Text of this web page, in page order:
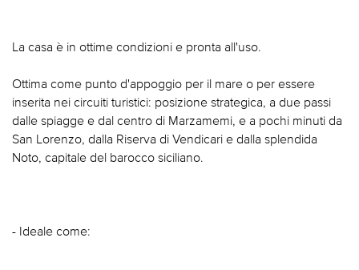
La casa è in ottime condizioni e pronta all'uso.
Ottima come punto d'appoggio per il mare o per essere
inserita nei circuiti turistici: posizione strategica, a due passi
dalle spiagge e dal centro di Marzamemi, e a pochi minuti da
San Lorenzo, dalla Riserva di Vendicari e dalla splendida
Noto, capitale del barocco siciliano.
- Ideale come: